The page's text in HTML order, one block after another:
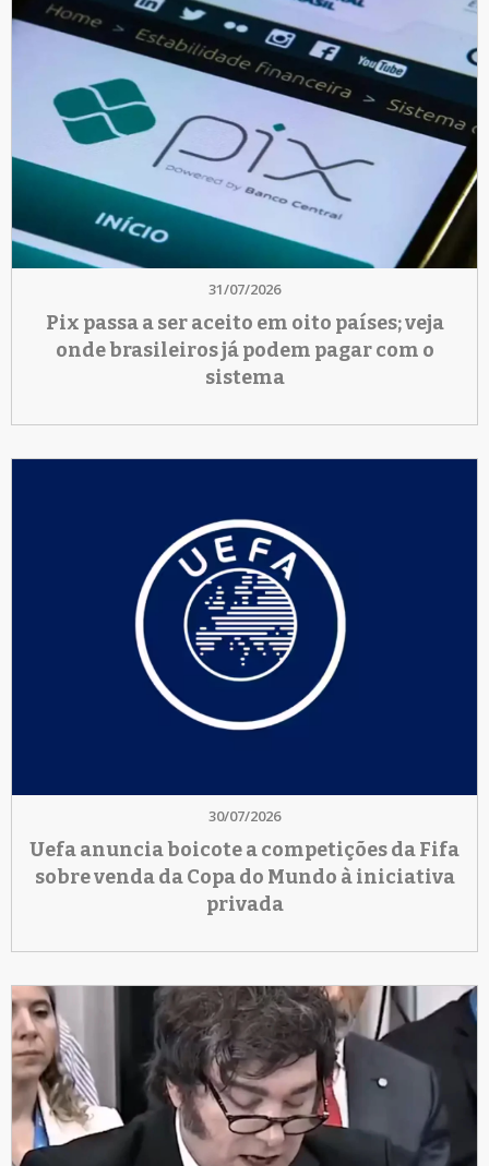
31/07/2026
Pix passa a ser aceito em oito países; veja
onde brasileiros já podem pagar com o
sistema
30/07/2026
Uefa anuncia boicote a competições da Fifa
sobre venda da Copa do Mundo à iniciativa
privada